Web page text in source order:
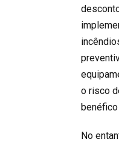
o risco
benéfico
No